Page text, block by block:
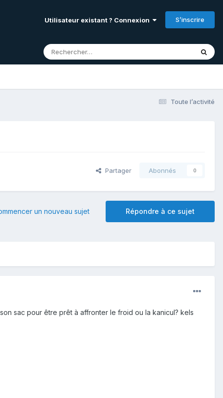
Utilisateur existant ? Connexion S’inscrire
Toute l’activité
Partager Abonnés 0
Répondre à ce sujet
un nouveau sujet
sac pour être prêt à affronter le froid ou la kanicul? kels